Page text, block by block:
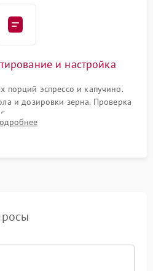
и настройка
порций эспрессо и капучино.
и дозировки зерна. Проверка
температуры напитка и
отсутствия посторонних